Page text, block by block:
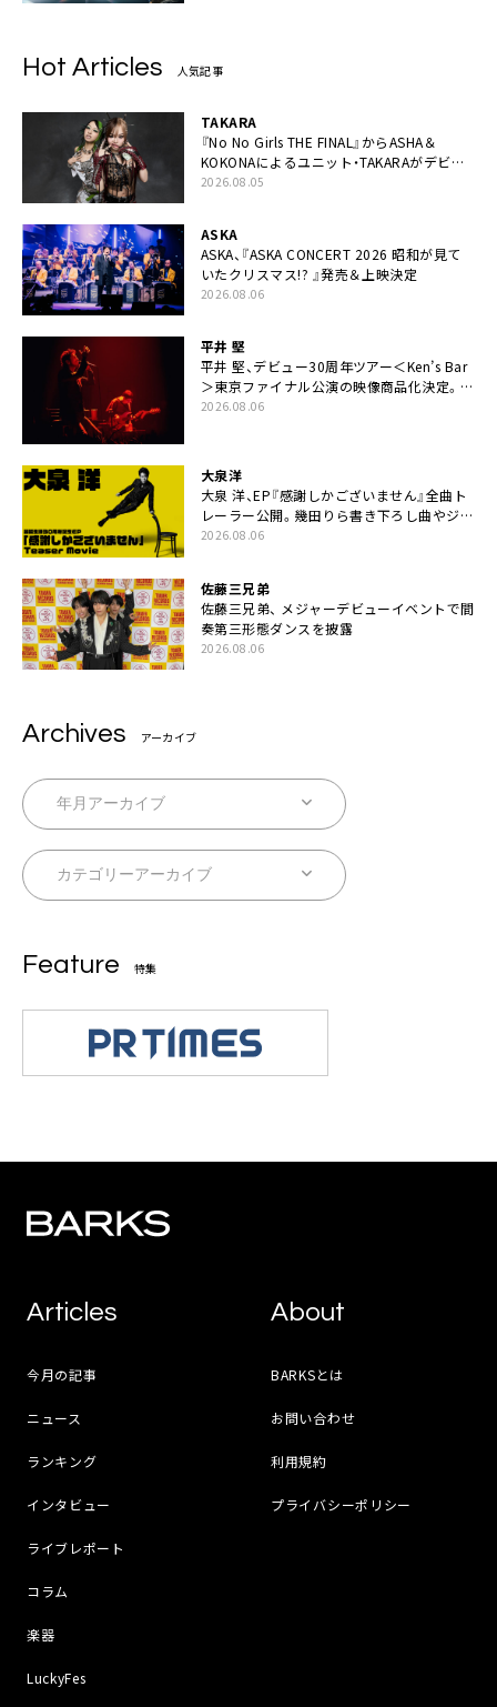
Hot Articles 人気記事
TAKARA
『No No Girls THE FINAL』からASHA＆
KOKONAによるユニット・TAKARAがデビュ
ー
2026.08.05
ASKA
ASKA、『ASKA CONCERT 2026 昭和が見て
いたクリスマス!? 』発売＆上映決定
2026.08.06
平井 堅
平井 堅、デビュー30周年ツアー＜Ken’s Bar
＞東京ファイナル公演の映像商品化決定。ブ
ックレットには平井堅のメッセージ掲載も
2026.08.06
大泉洋
大泉 洋、EP『感謝しかございません』全曲ト
レーラー公開。幾田りら書き下ろし曲やジャ
ズピアニスト・小曽根真による提供曲のレコ
2026.08.06
佐藤三兄弟
佐藤三兄弟、 メジャーデビューイベントで間
奏第三形態ダンスを披露
2026.08.06
Archives アーカイブ
Feature 特集
Articles
今月の記事
ニュース
ランキング
インタビュー
ライブレポート
コラム
楽器
LuckyFes
About
BARKSとは
お問い合わせ
利用規約
プライバシーポリシー